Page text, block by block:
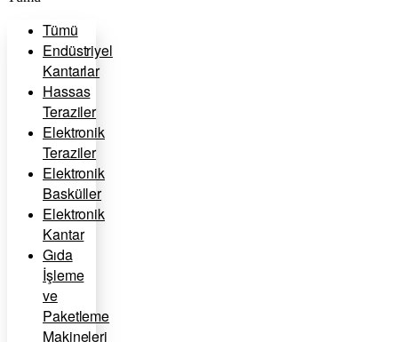
Tümü
Endüstriyel
Kantarlar
Hassas
Teraziler
Elektronik
Teraziler
Elektronik
Basküller
Elektronik
Kantar
Gıda
İşleme
ve
Paketleme
Makineleri